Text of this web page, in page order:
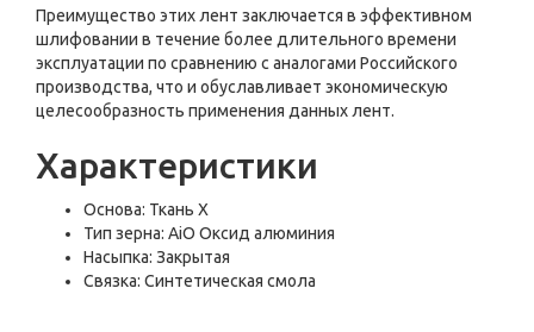
Преимущество этих лент заключается в эффективном
шлифовании в течение более длительного времени
эксплуатации по сравнению с аналогами Российского
производства, что и обуславливает экономическую
целесообразность применения данных лент.
Характеристики
Основа: Ткань Х
Тип зерна: AiO Оксид алюминия
Насыпка: Закрытая
Связка: Синтетическая смола